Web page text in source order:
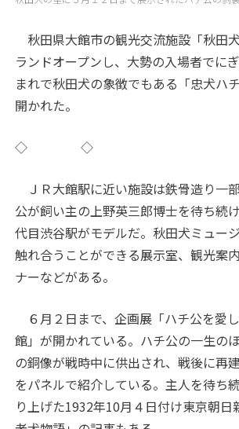
秋田県大館市の観光交流施設「秋田
ランドオープンし、大勢の入場者でに
まれで秋田犬の象徴でもある「忠犬ハ
開かれた。
◇ ◇
ＪＲ大館駅に近い施設は鉄骨造り一
公が飼い主の上野英三郎博士を待ち続
代目渋谷駅がモデルだ。秋田犬ミュー
触れ合うことができる展示室、観光案
ナーなどがある。
６月２日まで、企画展「ハチ公を愛
館」が開かれている。ハチ公の一生の
の銅像が戦時中に供出され、戦後に再
をパネルで紹介している。主人を待ち
り上げた1932年10月４日付け東京朝日